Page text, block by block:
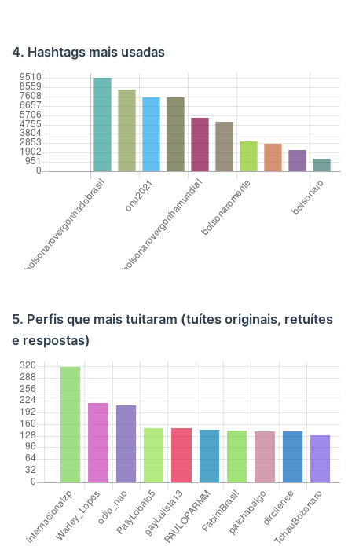
4. Hashtags mais usadas
5. Perfis que mais tuitaram (tuítes originais, retuítes
e respostas)